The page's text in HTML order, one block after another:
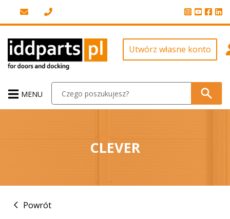
Utwórz własne konto
MENU
CLEVER
Powrót